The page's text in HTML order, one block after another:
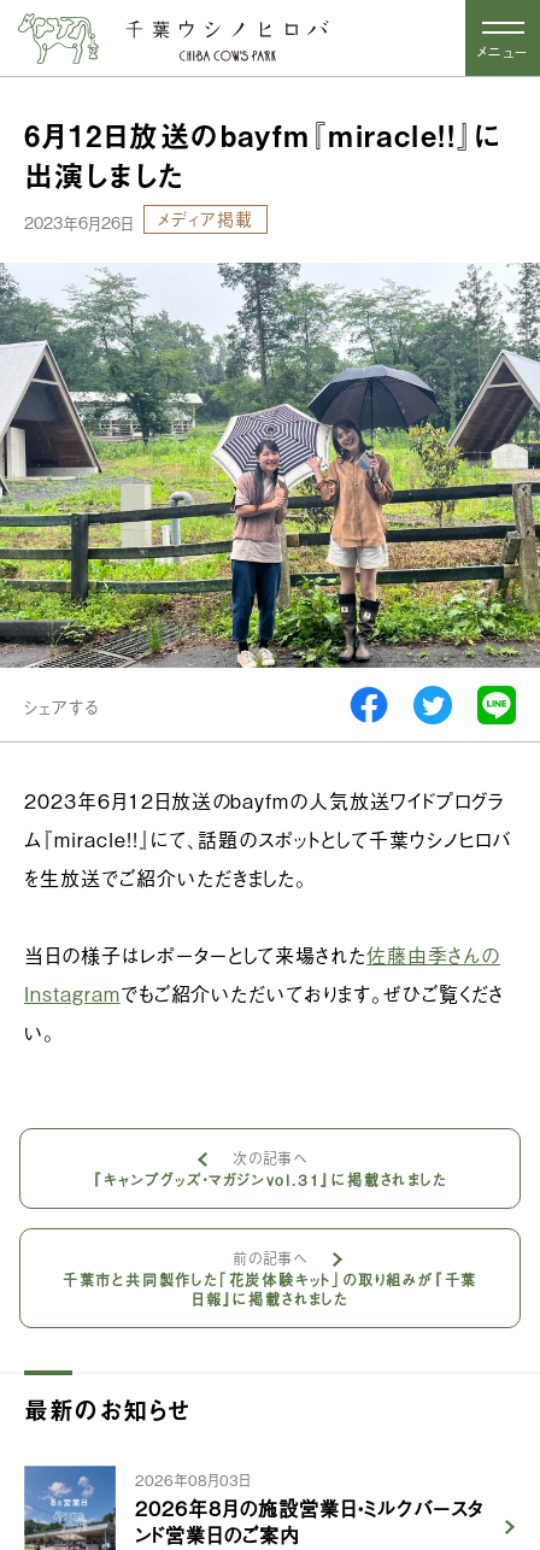
メニュー
6月12日放送のbayfm『miracle!!』に
出演しました
2023年6月26日 メディア掲載
シェアする
2023年6月12日放送のbayfmの人気放送ワイドプログラ
ム『miracle!!』にて、話題のスポットとして千葉ウシノヒロバ
を生放送でご紹介いただきました。
当日の様子はレポーターとして来場された佐藤由季さんの
Instagramでもご紹介いただいております。ぜひご覧くださ
い。
次の記事へ
『キャンプグッズ・マガジンvol.31』に掲載されました
前の記事へ
千葉市と共同製作した「花炭体験キット」の取り組みが『千葉
日報』に掲載されました
最新のお知らせ
2026年08月03日
2026年8月の施設営業日・ミルクバースタ
ンド営業日のご案内